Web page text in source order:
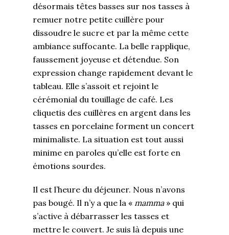
désormais têtes basses sur nos tasses à
remuer notre petite cuillère pour
dissoudre le sucre et par la même cette
ambiance suffocante. La belle rapplique,
faussement joyeuse et détendue. Son
expression change rapidement devant le
tableau. Elle s’assoit et rejoint le
cérémonial du touillage de café. Les
cliquetis des cuillères en argent dans les
tasses en porcelaine forment un concert
minimaliste. La situation est tout aussi
minime en paroles qu’elle est forte en
émotions sourdes.
Il est l’heure du déjeuner. Nous n’avons
pas bougé. Il n’y a que la « mamma » qui
s’active à débarrasser les tasses et
mettre le couvert. Je suis là depuis une